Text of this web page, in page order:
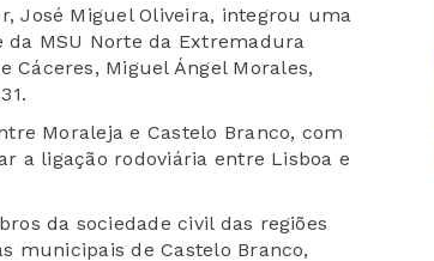
José Miguel Oliveira, integrou uma
da MSU Norte da Extremadura
Miguel Ángel Morales,
Moraleja e Castelo Branco, com
a ligação rodoviária entre Lisboa e
da sociedade civil das regiões
municipais de Castelo Branco,